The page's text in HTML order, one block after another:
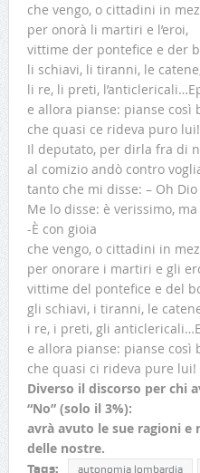
che vengo, o cittadini in
per onorà li martiri e l’eroi,
vittime der pontefice e der
li schiavi, li tiranni, le
li re, li preti,
e allora pianse: pianse così
che quasi ce rideva puro lui!
Il deputato, per dirla fra di
al comizio andò contro
tanto che mi disse: – Oh
Me lo disse: è verissimo,
-È con gioia
che vengo, o cittadini in
per onorare i martiri e gli
vittime del pontefice e del
gli schiavi, i tiranni, le
i re, i preti, gli
e allora pianse: pianse così
che quasi ci rideva pure lui!
Diverso il discorso per chi
“No” (solo il 3%):
avrà avuto le sue ragioni
delle nostre.
Tags: autonomia lombardia